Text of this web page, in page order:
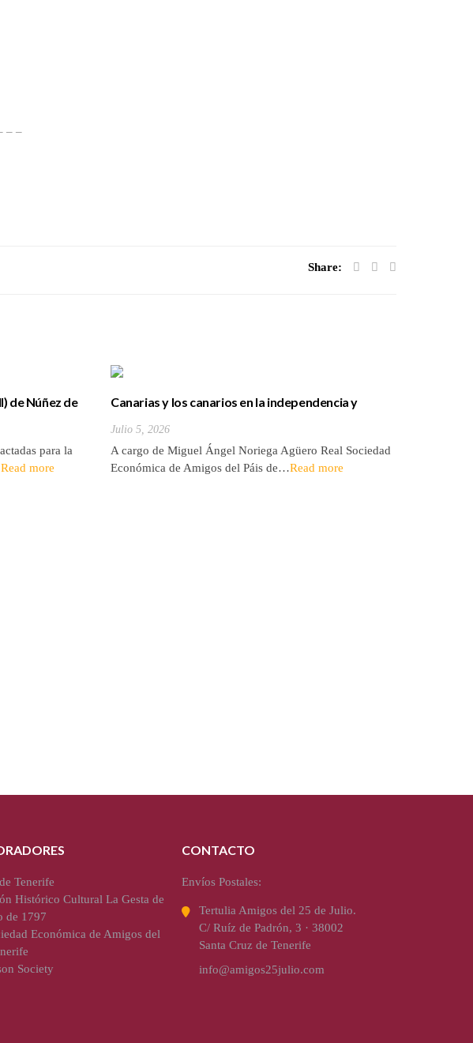
– –
Share:
de Núñez de
para la
Read more
Canarias y los canarios en la independencia y
Julio 5, 2026
A cargo de Miguel Ángel Noriega Agüero Real Sociedad
Económica de Amigos del Páis de…Read more
Tenerife
Histórico Cultural La Gesta de
de 1797
Económica de Amigos del
Society
CONTACTO
Envíos Postales:
Tertulia Amigos del 25 de Julio.
C/ Ruíz de Padrón, 3 · 38002
Santa Cruz de Tenerife
info@amigos25julio.com